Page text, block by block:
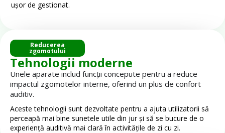
ușor de gestionat.
Reducerea
zgomotului
Tehnologii moderne
Unele aparate includ funcții concepute pentru a reduce
impactul zgomotelor interne, oferind un plus de confort
auditiv.
Aceste tehnologii sunt dezvoltate pentru a ajuta utilizatorii să
perceapă mai bine sunetele utile din jur și să se bucure de o
experiență auditivă mai clară în activitățile de zi cu zi.